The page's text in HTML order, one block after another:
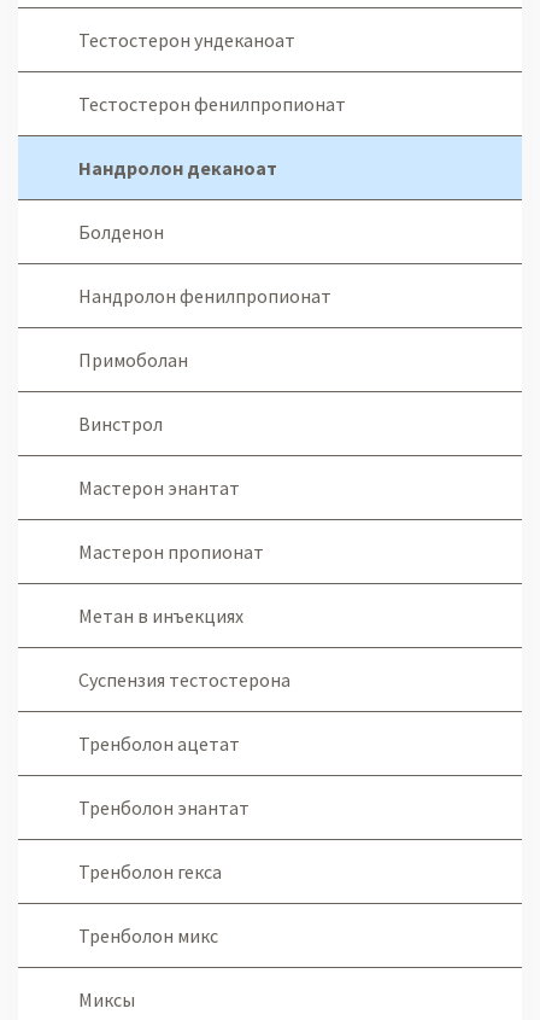
Тестостерон ундеканоат
Тестостерон фенилпропионат
Нандролон деканоат
Болденон
Нандролон фенилпропионат
Примоболан
Винстрол
Мастерон энантат
Мастерон пропионат
Метан в инъекциях
Суспензия тестостерона
Тренболон ацетат
Тренболон энантат
Тренболон гекса
Тренболон микс
Миксы